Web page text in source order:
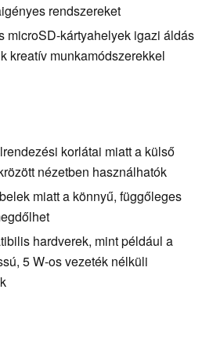
rendszereket
microSD-kártyahelyek igazi áldás
kreatív munkamódszerekkel
korlátai miatt a külső
nézetben használhatók
miatt a könnyű, függőleges
hardverek, mint például a
5 W-os vezeték nélküli